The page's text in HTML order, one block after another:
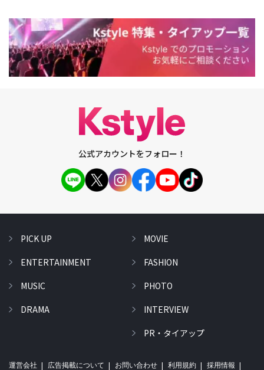
公式アカウントをフォロー！
PICK UP
ENTERTAINMENT
MUSIC
DRAMA
MOVIE
FASHION
PHOTO
INTERVIEW
PR・タイアップ
運営会社 広告掲載について お問い合わせ 利用規約 採用情報